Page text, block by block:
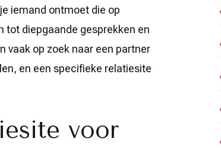
iemand ontmoet die op
tot diepgaande gesprekken en
vaak op zoek naar een partner
en een specifieke relatiesite
voor